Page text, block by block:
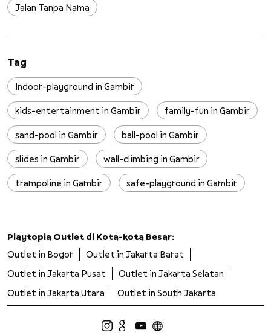
Jalan Tanpa Nama
Tag
Indoor-playground in Gambir
kids-entertainment in Gambir
family-fun in Gambir
sand-pool in Gambir
ball-pool in Gambir
slides in Gambir
wall-climbing in Gambir
trampoline in Gambir
safe-playground in Gambir
kids-adventure in Gambir
children-activities in Gambir
play-zone in Gambir
family-friendly in Gambir
indoor-fun in Gambir
play-centre in Gambir
kids-playground in Gambir
recreational-center in Gambir
Playtopia Outlet di Kota-kota Besar:
Outlet in Bogor
Outlet in Jakarta Barat
Outlet in Jakarta Pusat
Outlet in Jakarta Selatan
Outlet in Jakarta Utara
Outlet in South Jakarta